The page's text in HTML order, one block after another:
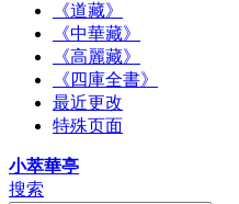
《道藏》
《中華藏》
《高麗藏》
《四庫全書》
最近更改
特殊页面
小萃華亭
搜索